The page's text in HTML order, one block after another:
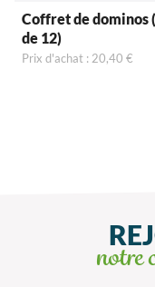
Coffret de dominos
de 12)
Prix d'achat : 20,40 €
notre